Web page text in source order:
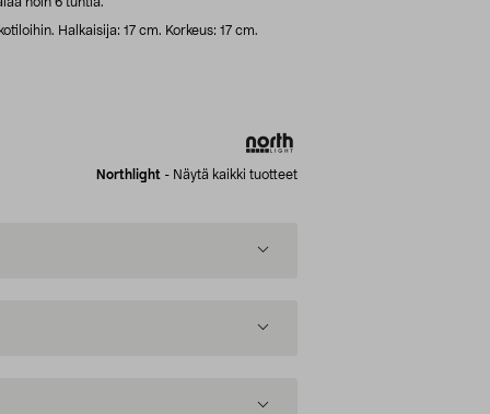
Halkaisija: 17 cm. Korkeus: 17 cm.
Northlight - Näytä kaikki tuotteet